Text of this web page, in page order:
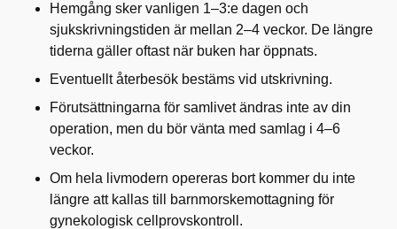
Hemgång sker vanligen 1–3:e dagen och
sjukskrivningstiden är mellan 2–4 veckor. De längre
tiderna gäller oftast när buken har öppnats.
Eventuellt återbesök bestäms vid utskrivning.
Förutsättningarna för samlivet ändras inte av din
operation, men du bör vänta med samlag i 4–6
veckor.
Om hela livmodern opereras bort kommer du inte
längre att kallas till barnmorskemottagning för
gynekologisk cellprovskontroll.